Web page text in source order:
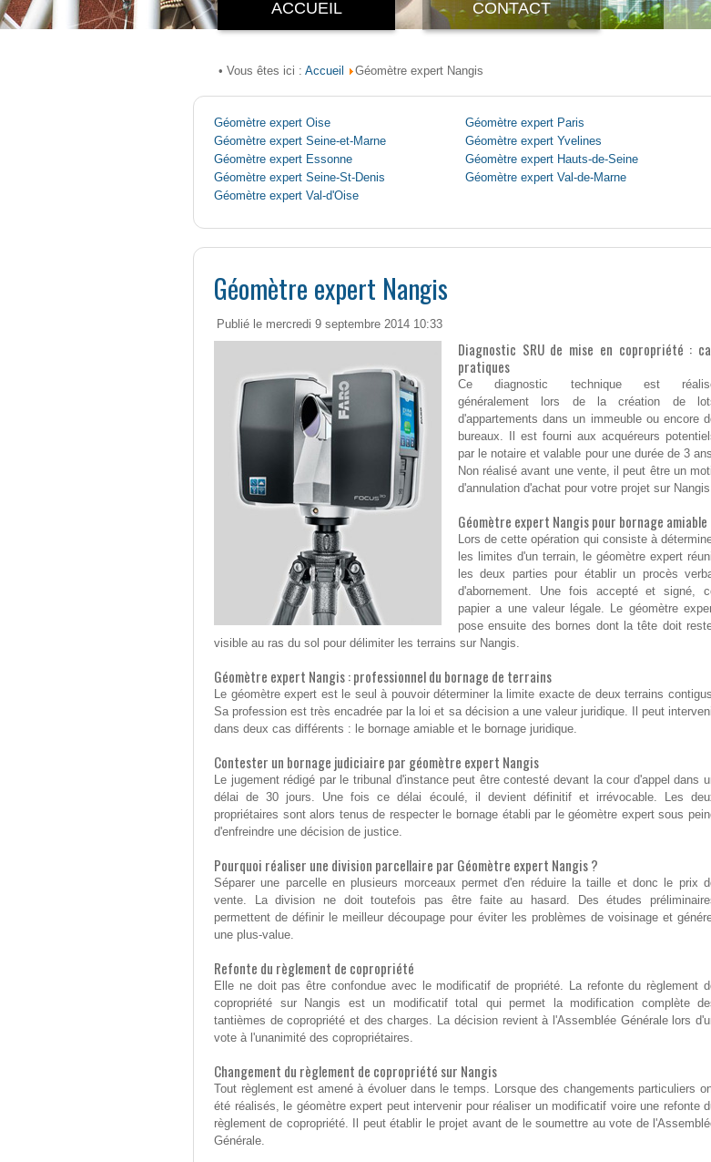
ACCUEIL CONTACT
• Vous êtes ici : Accueil Géomètre expert Nangis
Géomètre expert Oise
Géomètre expert Paris
Géomètre expert Seine-et-Marne
Géomètre expert Yvelines
Géomètre expert Essonne
Géomètre expert Hauts-de-Seine
Géomètre expert Seine-St-Denis
Géomètre expert Val-de-Marne
Géomètre expert Val-d'Oise
Géomètre expert Nangis
Publié le mercredi 9 septembre 2014 10:33
Diagnostic SRU de mise en copropriété :
pratiques
Ce diagnostic technique est
généralement lors de la création de
d'appartements dans un immeuble ou encore
bureaux. Il est fourni aux acquéreurs
par le notaire et valable pour une durée de 3
Non réalisé avant une vente, il peut être un
d'annulation d'achat pour votre projet sur
Géomètre expert Nangis pour bornage amiable
Lors de cette opération qui consiste à
les limites d'un terrain, le géomètre expert
les deux parties pour établir un procès
d'abornement. Une fois accepté et signé,
papier a une valeur légale. Le géomètre
pose ensuite des bornes dont la tête doit
visible au ras du sol pour délimiter les terrains sur Nangis.
Géomètre expert Nangis : professionnel du bornage de terrains
Le géomètre expert est le seul à pouvoir déterminer la limite exacte de deux terrains
Sa profession est très encadrée par la loi et sa décision a une valeur juridique. Il peut
dans deux cas différents : le bornage amiable et le bornage juridique.
Contester un bornage judiciaire par géomètre expert Nangis
Le jugement rédigé par le tribunal d'instance peut être contesté devant la cour d'appel dans
délai de 30 jours. Une fois ce délai écoulé, il devient définitif et irrévocable. Les
propriétaires sont alors tenus de respecter le bornage établi par le géomètre expert sous
d'enfreindre une décision de justice.
Pourquoi réaliser une division parcellaire par Géomètre expert Nangis ?
Séparer une parcelle en plusieurs morceaux permet d'en réduire la taille et donc le prix
vente. La division ne doit toutefois pas être faite au hasard. Des études
permettent de définir le meilleur découpage pour éviter les problèmes de voisinage et
une plus-value.
Refonte du règlement de copropriété
Elle ne doit pas être confondue avec le modificatif de propriété. La refonte du règlement
copropriété sur Nangis est un modificatif total qui permet la modification complète
tantièmes de copropriété et des charges. La décision revient à l'Assemblée Générale lors
vote à l'unanimité des copropriétaires.
Changement du règlement de copropriété sur Nangis
Tout règlement est amené à évoluer dans le temps. Lorsque des changements particuliers
été réalisés, le géomètre expert peut intervenir pour réaliser un modificatif voire une refonte
règlement de copropriété. Il peut établir le projet avant de le soumettre au vote de
Générale.